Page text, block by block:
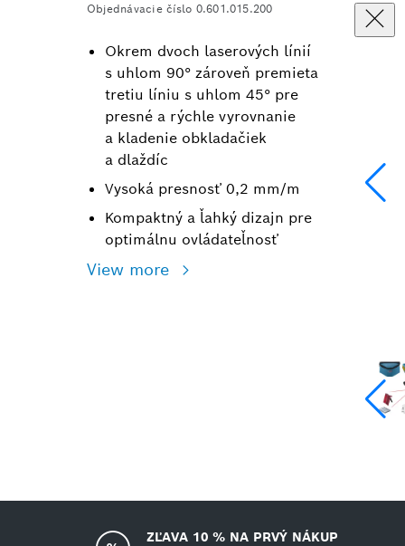
Objednávacie číslo 0.601.015.200
Okrem dvoch laserových línií
s uhlom 90° zároveň premieta
tretiu líniu s uhlom 45° pre
presné a rýchle vyrovnanie
a kladenie obkladačiek
a dlaždíc
Vysoká presnosť 0,2 mm/m
Kompaktný a ľahký dizajn pre
optimálnu ovládateľnosť
View more
ZĽAVA 10 % NA PRVÝ NÁKUP